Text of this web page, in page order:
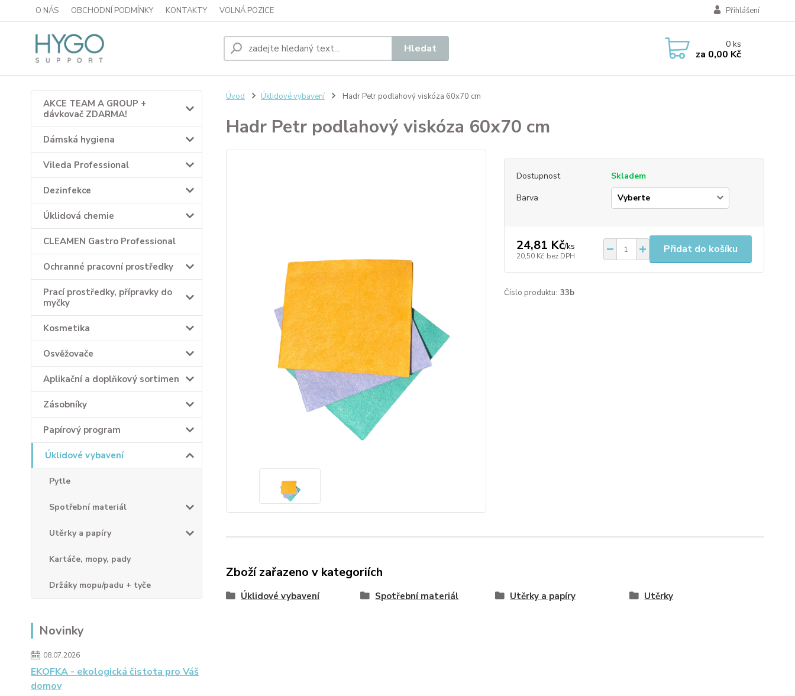
O NÁS OBCHODNÍ PODMÍNKY KONTAKTY VOLNÁ POZICE Přihlášení
Hledat 0ks
za 0,00 Kč
AKCE TEAM A GROUP +
dávkovač ZDARMA!
Dámská hygiena
Vileda Professional
Dezinfekce
Úklidová chemie
CLEAMEN Gastro Professional
Ochranné pracovní prostředky
Prací prostředky, přípravky do
myčky
Kosmetika
Osvěžovače
Aplikační a doplňkový sortimen
Zásobníky
Papírový program
Úklidové vybavení
Pytle
Spotřební materiál
Utěrky a papíry
Kartáče, mopy, pady
Držáky mopu/padu + tyče
Novinky
08.07.2026
EKOFKA - ekologická čistota pro Váš
domov
Úvod Úklidové vybavení Hadr Petr podlahový viskóza 60x70 cm
Hadr Petr podlahový viskóza 60x70 cm
Dostupnost
Skladem
Barva
24,81 Kč/ks
20,50 Kč bez DPH
Přidat do košíku
Číslo produktu: 33b
Zboží zařazeno v kategoriích
Úklidové vybavení Spotřební materiál Utěrky a papíry Utěrky